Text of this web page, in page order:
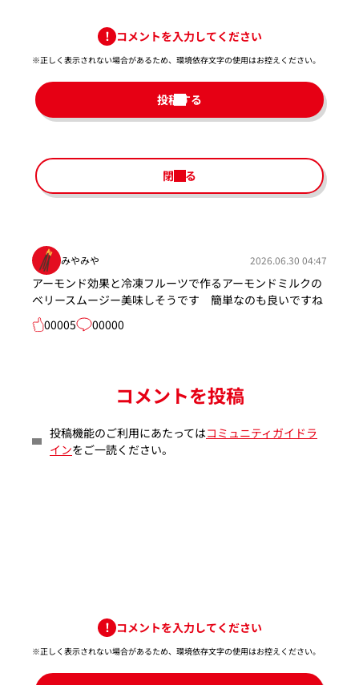
コメントを入力してください
※正しく表示されない場合があるため、環境依存文字の使用はお控えください。​
投稿する
閉じる
みやみや 2026.06.30 04:47
アーモンド効果と冷凍フルーツで作るアーモンドミルクの
ベリースムージー美味しそうです 簡単なのも良いですね
00005
00000
コメントを投稿
投稿機能のご利用にあたってはコミュニティガイドラ
インをご一読ください。
コメントを入力してください
※正しく表示されない場合があるため、環境依存文字の使用はお控えください。​